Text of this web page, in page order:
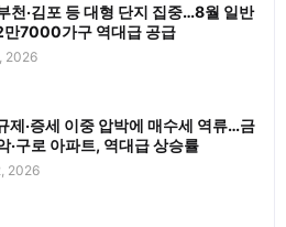
천·김포 등 대형 단지 집중…8월 일반
만7000가구 역대급 공급
2026
제·증세 이중 압박에 매수세 역류…금
·구로 아파트, 역대급 상승률
2026